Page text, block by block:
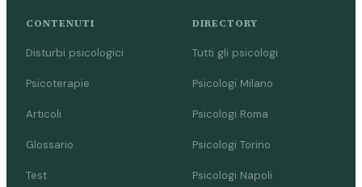
CONTENUTI
Disturbi psicologici
Psicoterapie
Articoli
Glossario
Test
DIRECTORY
Tutti gli psicologi
Psicologi Milano
Psicologi Roma
Psicologi Torino
Psicologi Napoli